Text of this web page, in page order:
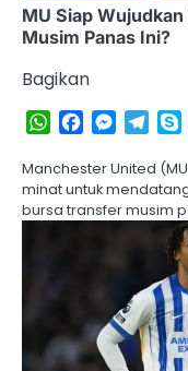
MU Siap
Musim Panas Ini?
Bagikan
WhatsApp
Facebook
Manchester United
minat untuk
bursa transfer musim